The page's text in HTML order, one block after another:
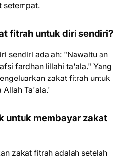
setempat.
fitrah untuk diri sendiri?
sendiri adalah: "Nawaitu an
fardhan lillahi ta'ala." Yang
zakat fitrah untuk
Allah Ta'ala."
untuk membayar zakat
zakat fitrah adalah setelah